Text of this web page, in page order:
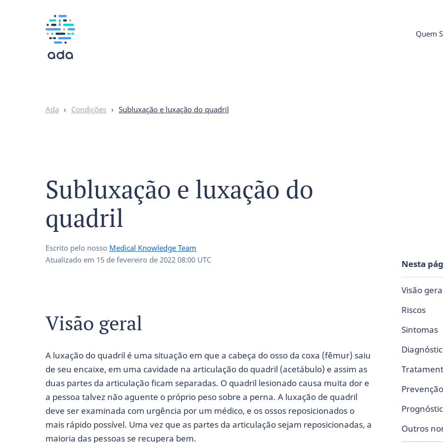
Quem
Ada › Condições › Subluxação e luxação do quadril
Subluxação e luxação do
quadril
Escrito pelo nosso Medical Knowledge Team
Atualizado em 15 de fevereiro de 2022 08:00 UTC Nesta
Visão
Riscos
Sintomas
Prevenção
Outros
Visão geral
A luxação do quadril é uma situação em que a cabeça do osso da coxa (fêmur) saiu
de seu encaixe, em uma cavidade na articulação do quadril (acetábulo) e assim as
duas partes da articulação ficam separadas. O quadril lesionado causa muita dor e
a pessoa talvez não aguente o próprio peso sobre a perna. A luxação de quadril
deve ser examinada com urgência por um médico, e os ossos reposicionados o
mais rápido possível. Uma vez que as partes da articulação sejam reposicionadas, a
maioria das pessoas se recupera bem.